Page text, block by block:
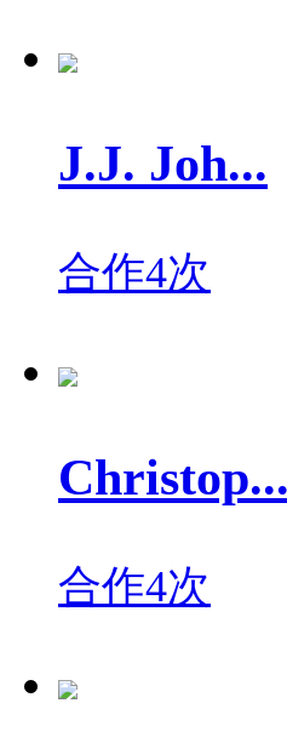
J.J. Joh...
合作4次
Christop...
合作4次